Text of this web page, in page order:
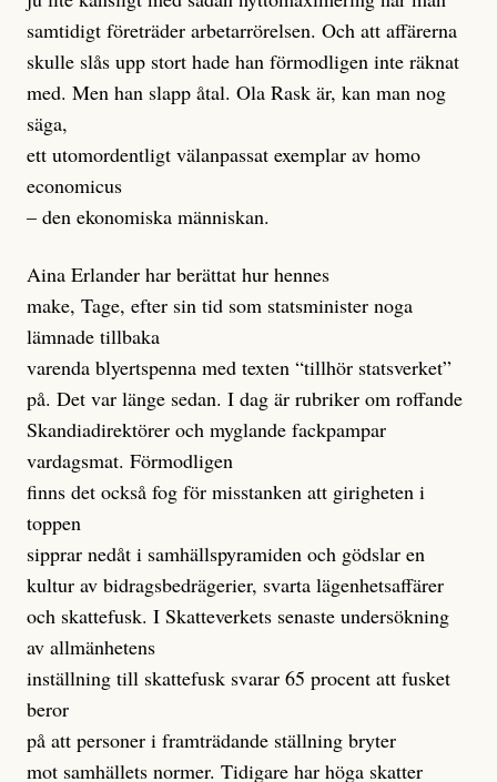
samtidigt företräder arbetarrörelsen. Och att affärerna
skulle slås upp stort hade han förmodligen inte räknat
med. Men han slapp åtal. Ola Rask är, kan man nog
säga,
ett utomordentligt välanpassat exemplar av homo
economicus
– den ekonomiska människan.
Aina Erlander har berättat hur hennes
make, Tage, efter sin tid som statsminister noga
lämnade tillbaka
varenda blyertspenna med texten “tillhör statsverket”
på. Det var länge sedan. I dag är rubriker om roffande
Skandiadirektörer och myglande fackpampar
vardagsmat. Förmodligen
finns det också fog för misstanken att girigheten i
toppen
sipprar nedåt i samhällspyramiden och gödslar en
kultur av bidragsbedrägerier, svarta lägenhetsaffärer
och skattefusk. I Skatteverkets senaste undersökning
av allmänhetens
inställning till skattefusk svarar 65 procent att fusket
beror
på att personer i framträdande ställning bryter
mot samhällets normer. Tidigare har höga skatter